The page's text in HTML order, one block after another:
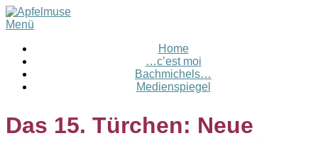
Menü
Home
…c’est moi
Bachmichels…
Medienspiegel
Das 15. Türchen: Neue